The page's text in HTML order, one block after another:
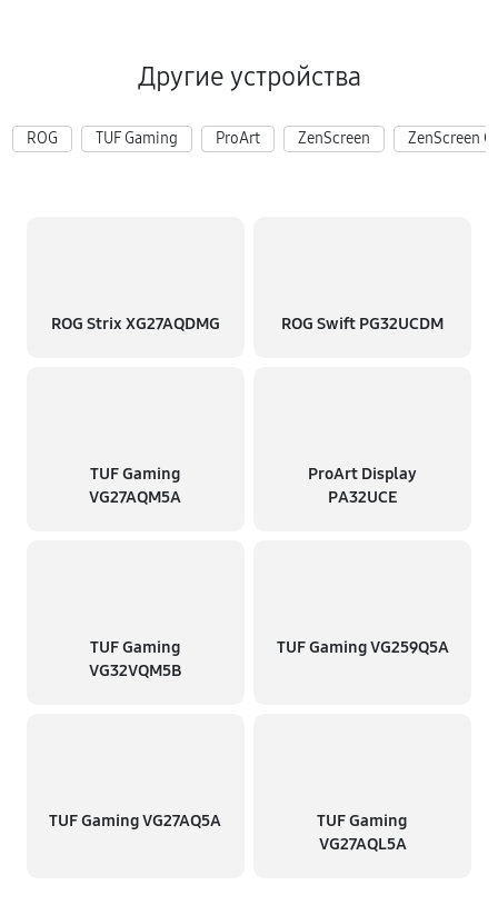
Другие устройства
ROG TUF Gaming ProArt ZenScreen ZenScreen
ROG Strix XG27AQDMG ROG Swift PG32UCDM
TUF Gaming
VG27AQM5A
ProArt Display
PA32UCE
TUF Gaming
VG32VQM5B
TUF Gaming VG259Q5A
TUF Gaming VG27AQ5A
TUF Gaming
VG27AQL5A